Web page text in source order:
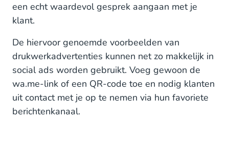
een echt waardevol gesprek aangaan met je
klant.
De hiervoor genoemde voorbeelden van
drukwerkadvertenties kunnen net zo makkelijk in
social ads worden gebruikt. Voeg gewoon de
wa.me-link of een QR-code toe en nodig klanten
uit contact met je op te nemen via hun favoriete
berichtenkanaal.